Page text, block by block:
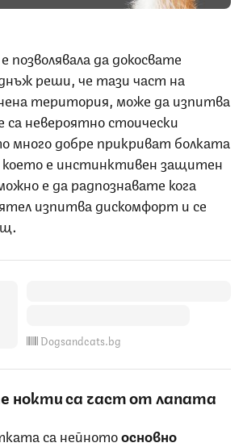
позволявала да докосвате
реши, че тази част на
територия, може да изпитва
невероятно стоически
много добре прикриват болката
е инстинктивен защитен
е да радпознавате кога
изпитва дискомфорт и се
Dogsandcats.bg
нокти са част от лапата
са нейнотоосновно